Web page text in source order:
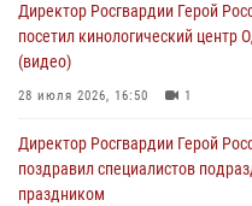
08 августа 2026, 06:32 1
Директор Росгвардии Герой
посетил кинологический
(видео)
28 июля 2026, 16:50 1
Директор Росгвардии Герой
поздравил специалистов
праздником